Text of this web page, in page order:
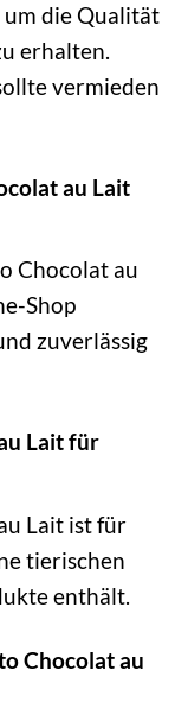
die Qualität
erhalten.
vermieden
au Lait
Chocolat au
Shop
zuverlässig
Lait für
Lait ist für
tierischen
enthält.
Chocolat au